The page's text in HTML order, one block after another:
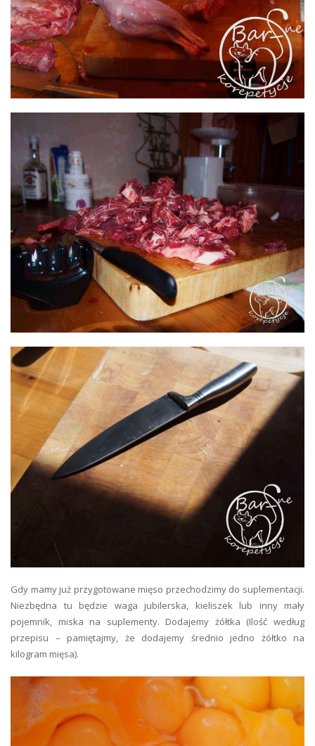
Gdy mamy już przygotowane mięso przechodzimy do suplementacji.
Niezbędna tu będzie waga jubilerska, kieliszek lub inny mały
pojemnik, miska na suplementy. Dodajemy żółtka (Ilość według
przepisu – pamiętajmy, że dodajemy średnio jedno żółtko na
kilogram mięsa).